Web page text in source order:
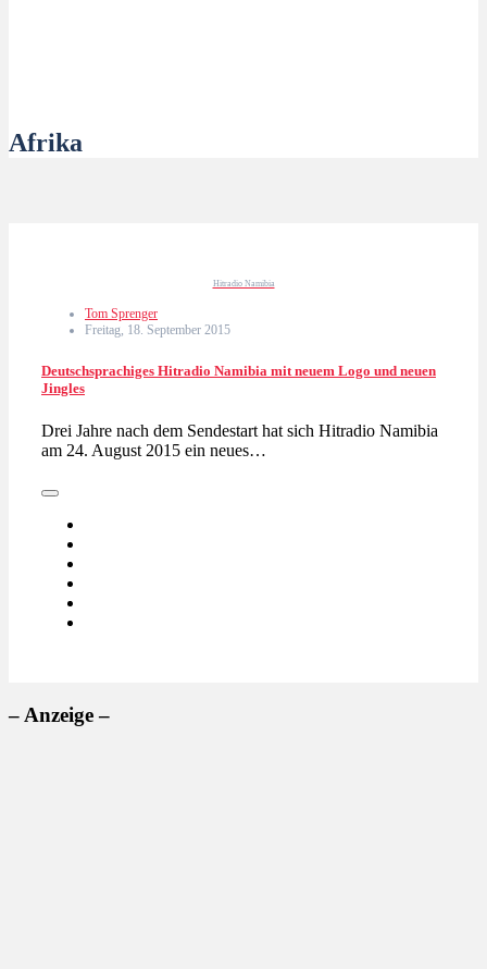
Afrika
Hitradio Namibia
Tom Sprenger
Freitag, 18. September 2015
Deutschsprachiges Hitradio Namibia mit neuem Logo und neuen
Jingles
Drei Jahre nach dem Sendestart hat sich Hitradio Namibia
am 24. August 2015 ein neues…
– Anzeige –